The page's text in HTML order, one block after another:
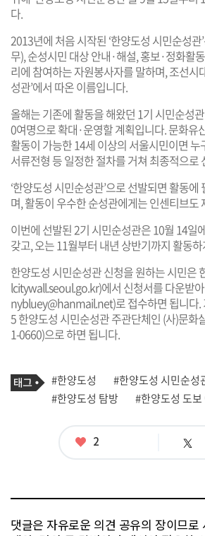
다.
2013년에 처음 시작된 ‘한양도성 시민순성관
무), 순성시민 대상 안내·해설, 홍보·정화활
리에 참여하는 자원봉사자를 말하며, 조선시
성관’에서 따온 이름입니다.
올해는 기존에 활동을 해왔던 1기 시민순성
0여명으로 확대·운영할 계획입니다. 문화유
활동이 가능한 14세 이상의 서울시민이면
서류전형 등 일정한 절차를 거쳐 최종적으로
‘한양도성 시민순성관’으로 선발되면 활동
며, 활동이 우수한 순성관에게는 인센티브도
이번에 선발된 2기 시민순성관은 10월 14일
갖고, 오는 11월부터 내년 상반기까지 활동
한양도성 시민순성관 신청을 원하는 시민은
lcitywall.seoul.go.kr)에서 신청서를 다운받
nybluey@hanmail.net)로 접수하면 됩니다
5 한양도성 시민순성관 주관단체인 (사)문화
1-0660)으로 하면 됩니다.
기
사
관
련
태
그
#한양도성 #한양도성 시민순성
#한양도성 탐방
#한양도성 도보
좋
2 트
댓글은 자유로운 의견 공유의 장이므로